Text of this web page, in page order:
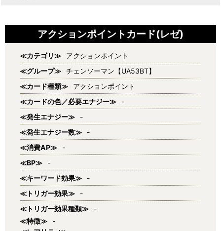
アクションポイントカード(レゼ)
≪カテゴリ≫
アクションポイント
≪グループ≫ チェンソーマン【UA53BT】
≪カード種類≫
アクションポイント
≪カードの色／必要エナジー≫
-
≪発生エナジー≫
-
≪発生エナジー数≫
-
≪消費AP≫
-
≪BP≫
-
≪キーワード効果≫
-
≪トリガー効果≫
-
≪トリガー効果種類≫
-
≪特徴≫
-